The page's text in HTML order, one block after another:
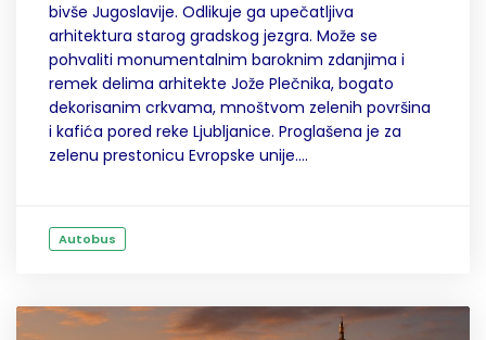
bivše Jugoslavije. Odlikuje ga upečatljiva
arhitektura starog gradskog jezgra. Može se
pohvaliti monumentalnim baroknim zdanjima i
remek delima arhitekte Jože Plečnika, bogato
dekorisanim crkvama, mnoštvom zelenih površina
i kafića pored reke Ljubljanice. Proglašena je za
zelenu prestonicu Evropske unije....
Autobus